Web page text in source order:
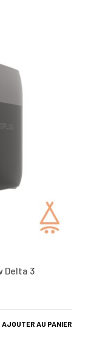
Delta 3
AJOUTER AU PANIER